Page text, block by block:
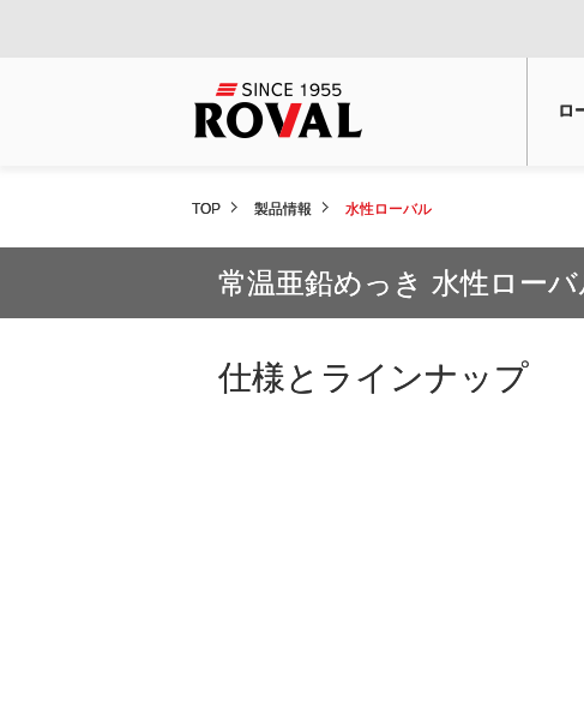
ロ
TOP 製品情報 水性ローバル
常温亜鉛めっき 水性ローバ
仕様とラインナップ